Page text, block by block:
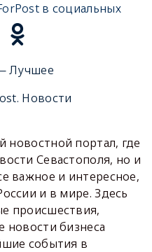
в социальных
Лучшее
Новости
новостной портал, где
Севастополя, но и
важное и интересное,
и в мире. Здесь
происшествия,
новости бизнеса
события в